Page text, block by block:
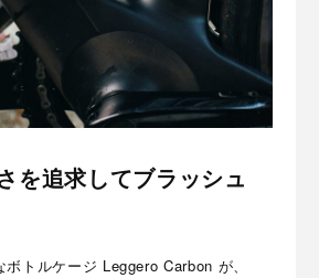
を追求してブラッシュ
トルケージ Leggero Carbon が、